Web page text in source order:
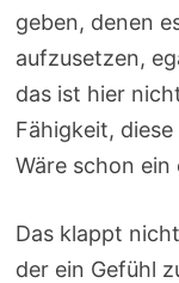
geben, denen
aufzusetzen,
das ist hier
Fähigkeit,
Wäre schon
Das klappt
der ein Gefühl